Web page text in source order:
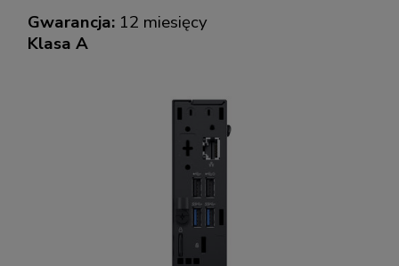
Gwarancja: 12 miesięcy
Klasa A